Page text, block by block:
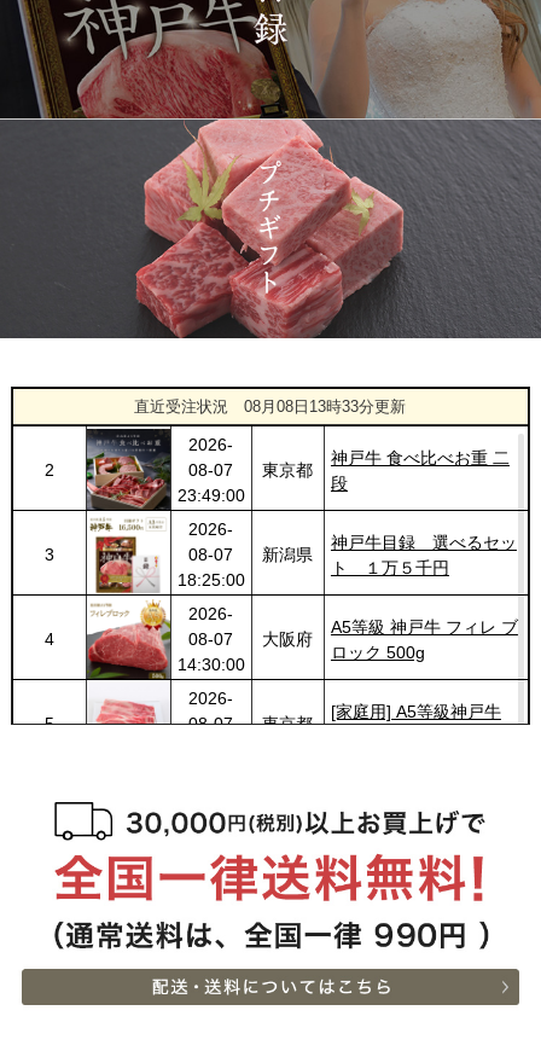
直近受注状況08月08日13時33分更新
1425
2026-
03-14
22:21:00
大分県
神戸牛 食べ比べお重 二
段
2026-
03-14
20:55:00
大阪府
神戸牛目録 選べるセッ
ト １万円 2個セット
2026-
03-14
20:48:00
神奈川
県
[訳あり][家庭用] A5等級
神戸牛 サーロインステー
キ 200g
2026-
03-14
18:00:00
福岡県
神戸牛カタログギフト
１万円
1
08-08
02:17:00
愛知県
等級神戸牛 焼肉・BBQ
セット (500g・1kg・
1.5kg)
2
2026-
08-07
23:49:00
東京都
神戸牛 食べ比べお重 二
段
3
2026-
08-07
18:25:00
新潟県
神戸牛目録 選べるセッ
ト １万５千円
4
2026-
08-07
14:30:00
大阪府
A5等級 神戸牛 フィレ ブ
ロック 500g
5
2026-
08-07
東京都
[家庭用] A5等級神戸牛
08-07
10:54:00
兵庫県
円 ステーキ・ハンバーグ
ンバーグ150ｇ×4個）
2026-
08-07
10:54:00
兵庫県
神戸牛ギフトセット 2万
円 すきやき（リブロー
ス・肩ロース・ランプ）
2026-
08-07
07:20:00
栃木県
[お徳用]アウトレット A5
等級神戸牛 焼肉・BBQ